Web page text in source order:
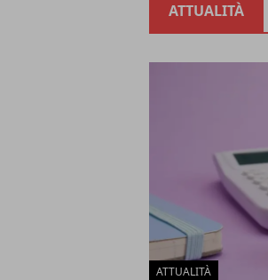
ATTUALITÀ
ATTUALITÀ